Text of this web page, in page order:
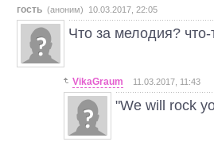
гость (аноним) 10.03.2017, 22:05
Что за мелодия?
VikaGraum 11.03.2017, 11:43
"We will rock